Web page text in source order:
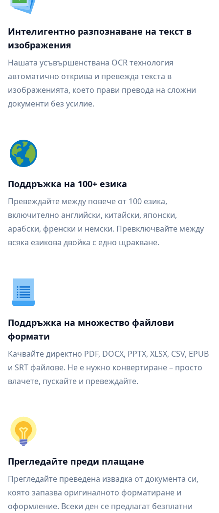
Интелигентно разпознаване на текст в
изображения
Нашата усъвършенствана OCR технология
автоматично открива и превежда текста в
изображенията, което прави превода на сложни
документи без усилие.
Поддръжка на 100+ езика
Превеждайте между повече от 100 езика,
включително английски, китайски, японски,
арабски, френски и немски. Превключвайте между
всяка езикова двойка с едно щракване.
Поддръжка на множество файлови
формати
Качвайте директно PDF, DOCX, PPTX, XLSX, CSV, EPUB
и SRT файлове. Не е нужно конвертиране – просто
влачете, пускайте и превеждайте.
Прегледайте преди плащане
Прегледайте преведена извадка от документа си,
която запазва оригиналното форматиране и
оформление. Всеки ден се предлагат безплатни